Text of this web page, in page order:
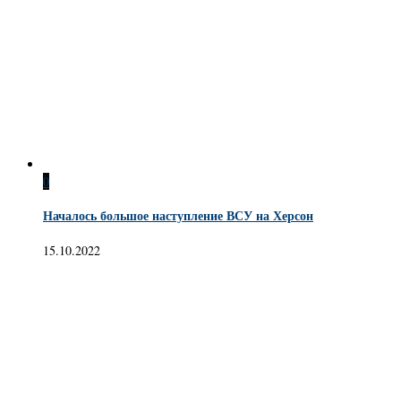
0
Началось большое наступление ВСУ на Херсон
15.10.2022